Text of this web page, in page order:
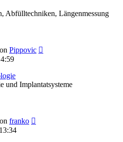
Abfülltechniken, Längenmessung
Pippovic
und Implantatsysteme
franko